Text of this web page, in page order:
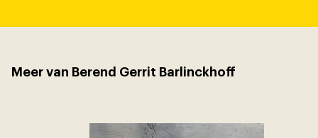
Meer van Berend Gerrit Barlinckhoff